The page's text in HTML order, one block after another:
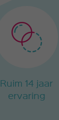
Ruim 14 jaar
ervaring